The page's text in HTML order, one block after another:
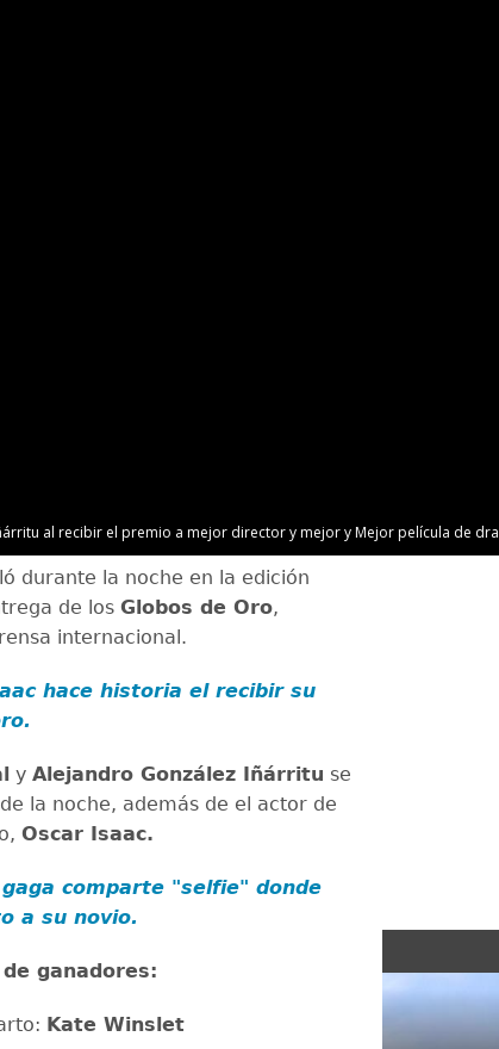
al recibir el premio a mejor director y mejor y Mejor película de
durante la noche en la edición
de los Globos de Oro,
internacional.
hace historia el recibir su
y Alejandro González Iñárritu se
la noche, además de el actor de
Oscar Isaac.
comparte "selfie" donde
a su novio.
ganadores:
Kate Winslet